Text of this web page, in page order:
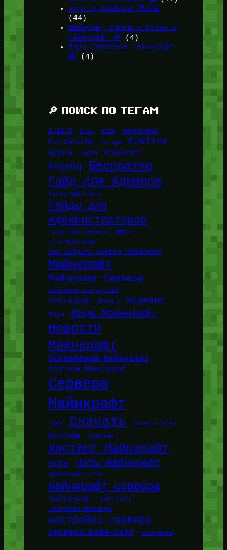
Читы и Конфиги 🧑🏻‍💻
(44)
Шаблоны, Сайты и Скрипты
Майнкрафт ⚙️ (4)
Ядра Серверов Майнкрафт
🚰(4)
🔎 ПОИСК ПО ТЕГАМ
1.16.5 1.21 2026 BungeeHost
FateRealm Forge FunTime
HyTale Java Minecraft
Mojang Бесплатно
Гайд для Админов
Гайды Майнкрафт
Гайды для
Администраторов
Гайды для админов Игры
Игры Майнкрафт
Как создать сервер Майнкрафт
Майнкрафт
Майнкрафт Сервера
Майнкрафт в браузере
Майнкрафт моды Моджанг
Моды Моды Майнкрафт
Новости
Майнкрафт
Обновления Майнкрафт
Плагины Майнкрафт
Сервера
Майнкрафт
Сиды Скачать Скачать читы
ФанТайм ХайТейл
Хостинг Майнкрафт
Читы Читы Майнкрафт
браузерные игры
майнкрафт сервера
майнкрафт хостинг
настройка плагинов
настройка сервера
сервера майнкрафт скачать